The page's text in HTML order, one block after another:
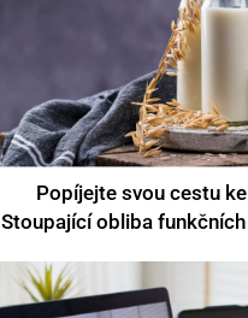
Popíjejte svou cestu
Stoupající obliba funkčních